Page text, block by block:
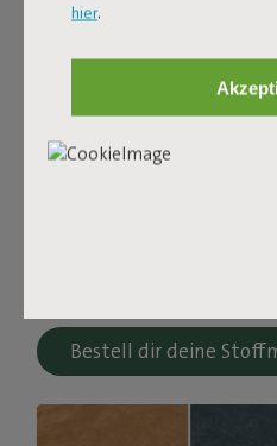
hier.
Das Sumo Sofa Bouclé
mit einer luxuriösen Bouclé-
superstark, strapazierfähig
Bestell dir deine